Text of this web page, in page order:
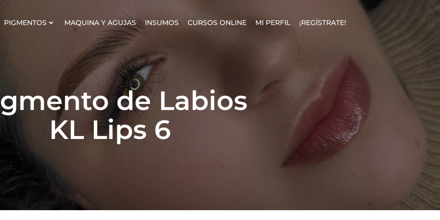
PIGMENTOS MAQUINA Y AGUJAS INSUMOS CURSOS ONLINE MI PERFIL ¡REGÍSTRATE!
de Labios
KL Lips 6